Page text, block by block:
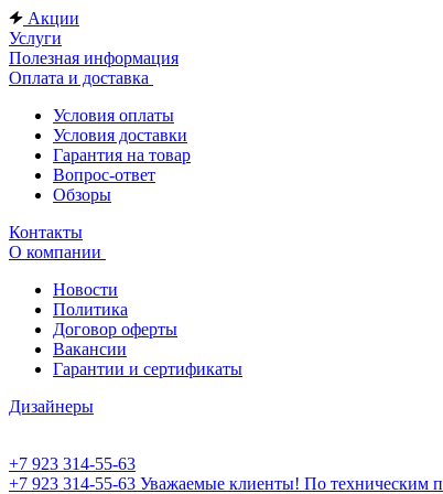
Акции
Услуги
Полезная информация
Оплата и доставка
Условия оплаты
Условия доставки
Гарантия на товар
Вопрос-ответ
Обзоры
Контакты
О компании
Новости
Политика
Договор оферты
Вакансии
Гарантии и сертификаты
Дизайнеры
+7 923 314-55-63
+7 923 314-55-63 Уважаемые клиенты! По техническим